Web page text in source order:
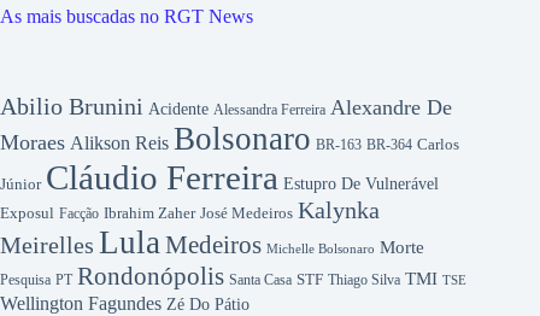
As mais buscadas no RGT News
Abilio Brunini Acidente Alessandra Ferreira Alexandre De
Moraes Alikson Reis Bolsonaro BR-163 BR-364 Carlos
Júnior Cláudio Ferreira Estupro De Vulnerável
Exposul Facção Ibrahim Zaher José Medeiros Kalynka
Meirelles Lula Medeiros Michelle Bolsonaro Morte
Pesquisa PT Rondonópolis Santa Casa STF Thiago Silva TMI TSE
Wellington Fagundes Zé Do Pátio